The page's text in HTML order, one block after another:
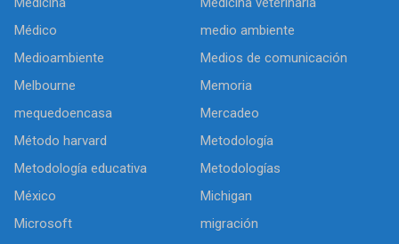
Médico
medio ambiente
Medioambiente
Medios de comunicación
Melbourne
Memoria
mequedoencasa
Mercadeo
Método harvard
Metodología
Metodología educativa
Metodologías
México
Michigan
Microsoft
migración